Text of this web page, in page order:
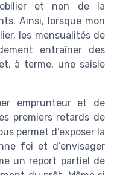
et non de la
Ainsi, lorsque mon
les mensualités de
entraîner des
à terme, une saisie
emprunteur et de
premiers retards de
permet d’exposer la
foi et d’envisager
un report partiel de